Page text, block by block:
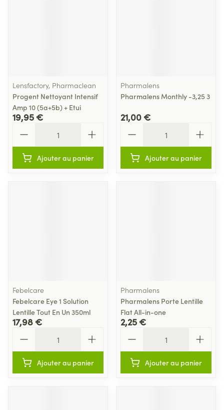
Lensfactory, Pharmaclean
Progent Nettoyant Intensif
Amp 10 (5a+5b) + Etui
19,95 €
Ajouter au panier
Pharmalens
Pharmalens Monthly -3,25 3
21,00 €
Ajouter au panier
Febelcare
Febelcare Eye 1 Solution
Lentille Tout En Un 350ml
17,98 €
Ajouter au panier
Pharmalens
Pharmalens Porte Lentille
Flat All-in-one
2,25 €
Ajouter au panier